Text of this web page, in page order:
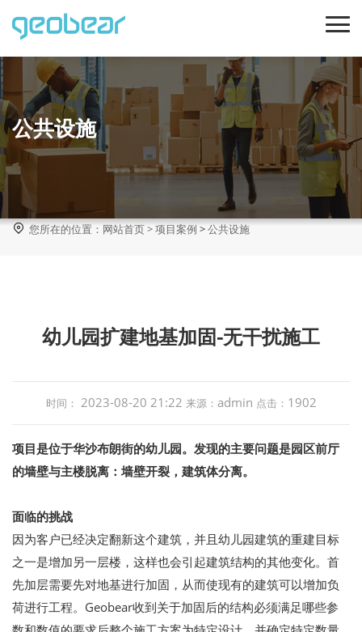
公共设施
 您所在的位置： 网站首页>项目案例 >公共设施
幼儿园扩建地基加固-无干扰施工
时间： 2023-08-20 21:22 来源： admin 点击： 1902
项目是位于华沙布朗街的幼儿园。发现的主要问题是园区前厅
的墙壁与主楼脱离：墙壁开裂，建筑体分离。
面临的挑战
因为客户已经决定翻新这个建筑，并且幼儿园建筑的重建目标
之一是增加另一层楼，这样也会引起建筑结构的其他变化。首
先加层需要先对地基进行加固，从而使现有的建筑可以增加负
荷进行工程。Geobear收到关于加固后的结构必须满足哪些参